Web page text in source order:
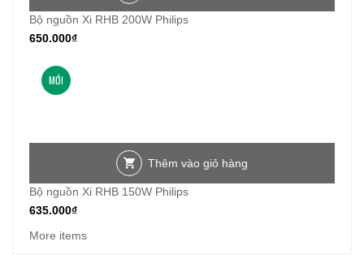
Bộ nguồn Xi RHB 200W Philips
650.000₫
MỚI
Thêm vào giỏ hàng
Bộ nguồn Xi RHB 150W Philips
635.000₫
More items